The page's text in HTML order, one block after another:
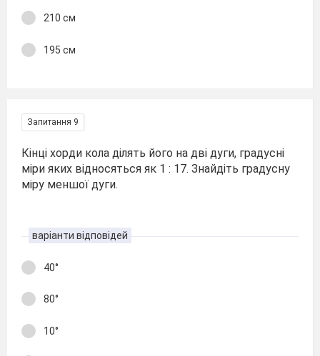
210 см
195 см
Запитання 9
Кінці хорди кола ділять його на дві дуги, градусні
міри яких відносяться як 1 : 17. Знайдіть градусну
міру меншої дуги.
варіанти відповідей
40°
80°
10°